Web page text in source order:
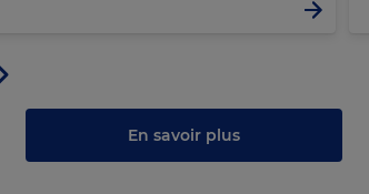
Panneau
suivant
En savoir plus